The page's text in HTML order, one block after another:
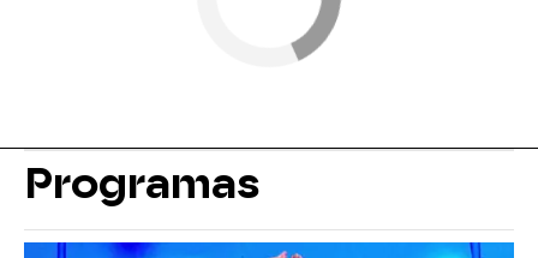
Programas